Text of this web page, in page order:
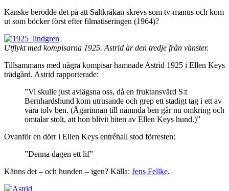
Kanske berodde det på att Saltkråkan skrevs som tv-manus och kom
ut som böcker först efter filmatiseringen (1964)?
Utflykt med kompisarna 1925. Astrid är den tredje från vänster.
Tillsammans med några kompisar hamnade Astrid 1925 i Ellen Keys
trädgård. Astrid rapporterade:
”Vi skulle just avlägsna oss, då en fruktansvärd S:t
Bernhardshund kom utrusande och grep ett stadigt tag i ett av
våra tolv ben. (Ägarinnan till nämnda ben går nu omkring och
omtalar stolt, att hon blivit biten av Ellen Keys hund.)”
Ovanför en dörr i Ellen Keys entréhall stod förresten:
”Denna dagen ett lif”
Känns det – och hunden – igen? Källa: Jens Fellke.